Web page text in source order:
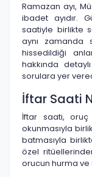
Ramazan ayı,
ibadet ayıdır.
saatiyle birlikte
aynı zamanda
hissedildiği
hakkında
sorulara yer
İftar Saati
İftar saati, oruç
okunmasıyla
batmasıyla
özel
orucun hurma ve